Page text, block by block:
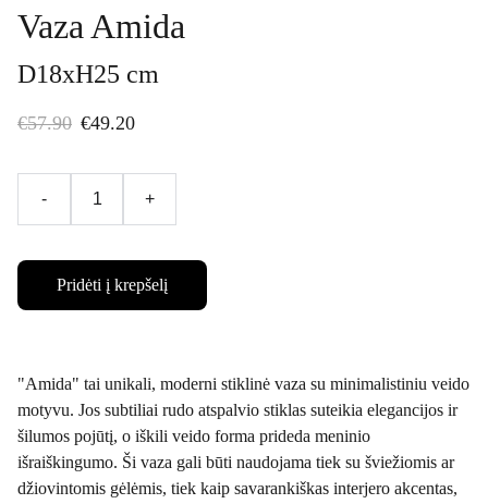
Vaza Amida
D18xH25 cm
€57.90 €49.20
- +
Pridėti į krepšelį
"Amida" tai unikali, moderni stiklinė vaza su minimalistiniu veido
motyvu. Jos subtiliai rudo atspalvio stiklas suteikia elegancijos ir
šilumos pojūtį, o iškili veido forma prideda meninio
išraiškingumo. Ši vaza gali būti naudojama tiek su šviežiomis ar
džiovintomis gėlėmis, tiek kaip savarankiškas interjero akcentas,